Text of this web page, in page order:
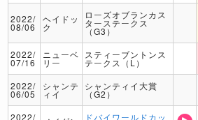
2022/
08/06
ヘイドッ
ク
ローズオブランカス
ターステークス
（G3）
2022/
07/16
ニューベ
リー
スティーブントンス
テークス（L）
2022/
06/05
シャンテ
ィイ
シャンティイ大賞
（G2）
2022/ ドバイワールドカッ